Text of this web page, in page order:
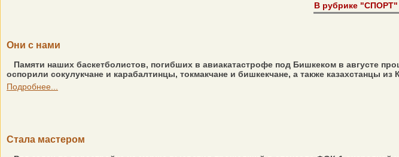
В рубрике "СПОРТ"
Они с нами
Памяти наших баскетболистов, погибших в авиакатастрофе под Бишкеком в августе
оспорили сокулукчане и карабалтинцы, токмакчане и бишкекчане, а также казахстанцы из
Подробнее...
Стала мастером